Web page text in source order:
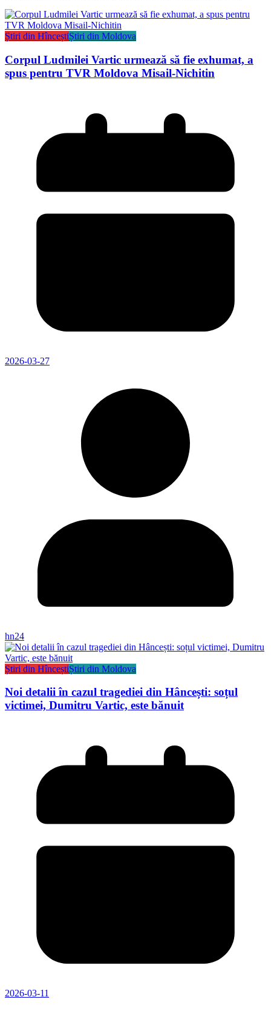
Știri din HînceștiȘtiri din Moldova
Corpul Ludmilei Vartic urmează să fie exhumat, a
spus pentru TVR Moldova Misail-Nichitin
2026-03-27
hn24
Știri din HînceștiȘtiri din Moldova
Noi detalii în cazul tragediei din Hâncești: soțul
victimei, Dumitru Vartic, este bănuit
2026-03-11